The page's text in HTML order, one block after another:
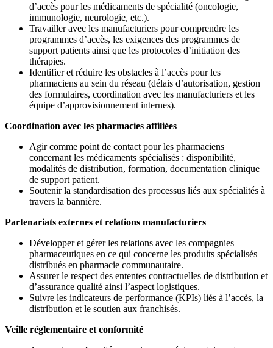
d’accès pour les médicaments de spécialité (oncologie,
immunologie, neurologie, etc.).
Travailler avec les manufacturiers pour comprendre les
programmes d’accès, les exigences des programmes de
support patients ainsi que les protocoles d’initiation des
thérapies.
Identifier et réduire les obstacles à l’accès pour les
pharmaciens au sein du réseau (délais d’autorisation, gestion
des formulaires, coordination avec les manufacturiers et les
équipe d’approvisionnement internes).
Coordination avec les pharmacies affiliées
Agir comme point de contact pour les pharmaciens
concernant les médicaments spécialisés : disponibilité,
modalités de distribution, formation, documentation clinique
de support patient.
Soutenir la standardisation des processus liés aux spécialités à
travers la bannière.
Partenariats externes et relations manufacturiers
Développer et gérer les relations avec les compagnies
pharmaceutiques en ce qui concerne les produits spécialisés
distribués en pharmacie communautaire.
Assurer le respect des ententes contractuelles de distribution et
d’assurance qualité ainsi l’aspect logistiques.
Suivre les indicateurs de performance (KPIs) liés à l’accès, la
distribution et le soutien aux franchisés.
Veille réglementaire et conformité